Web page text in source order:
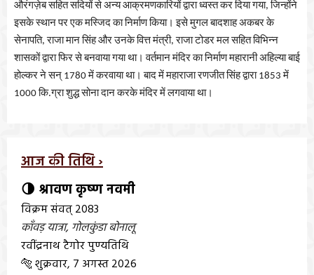
औरंगज़ेब सहित सदियों से अन्य आक्रमणकारियों द्वारा ध्वस्त कर दिया गया, जिन्होंने
इसके स्थान पर एक मस्जिद का निर्माण किया। इसे मुगल बादशाह अकबर के
सेनापति, राजा मान सिंह और उनके वित्त मंत्री, राजा टोडर मल सहित विभिन्न
शासकों द्वारा फिर से बनवाया गया था। वर्तमान मंदिर का निर्माण महारानी अहिल्या बाई
होल्कर ने सन् 1780 में करवाया था। बाद में महाराजा रणजीत सिंह द्वारा 1853 में
1000 कि.ग्रा शुद्ध सोना दान करके मंदिर में लगवाया था।
आज की तिथि ›
🌗 श्रावण कृष्ण नवमी
विक्रम संवत् 2083
काँवड़ यात्रा,गोलकुंडा बोनालू
रवींद्रनाथ टैगोर पुण्यतिथि
🐅 शुक्रवार, 7 अगस्त 2026